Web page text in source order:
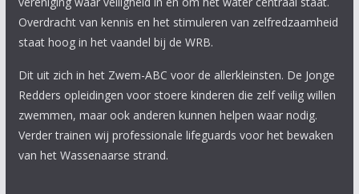
Overdracht van kennis en het stimuleren van zelfredzaamheid
staat hoog in het vaandel bij de WRB.
Dit uit zich in het Zwem-ABC voor de allerkleinsten. De Jonge
Redders opleidingen voor stoere kinderen die zelf veilig willen
zwemmen, maar ook anderen kunnen helpen waar nodig.
Verder trainen wij professionale lifeguards voor het bewaken
van het Wassenaarse strand.